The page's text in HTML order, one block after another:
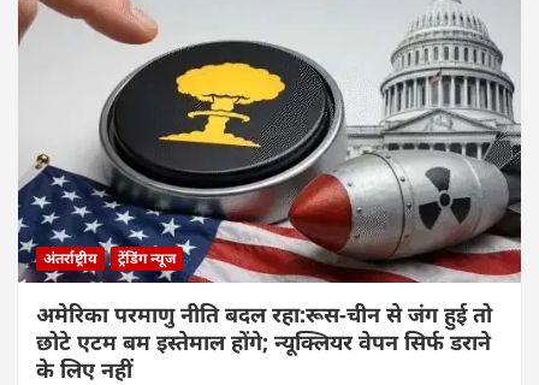
अंतर्राष्ट्रीय ट्रेंडिंग न्यूज
अमेरिका परमाणु नीति बदल रहा:रूस-चीन से जंग हुई तो
छोटे एटम बम इस्तेमाल होंगे; न्यूक्लियर वेपन सिर्फ डराने
के लिए नहीं